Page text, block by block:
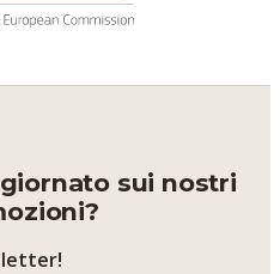
sui nostri